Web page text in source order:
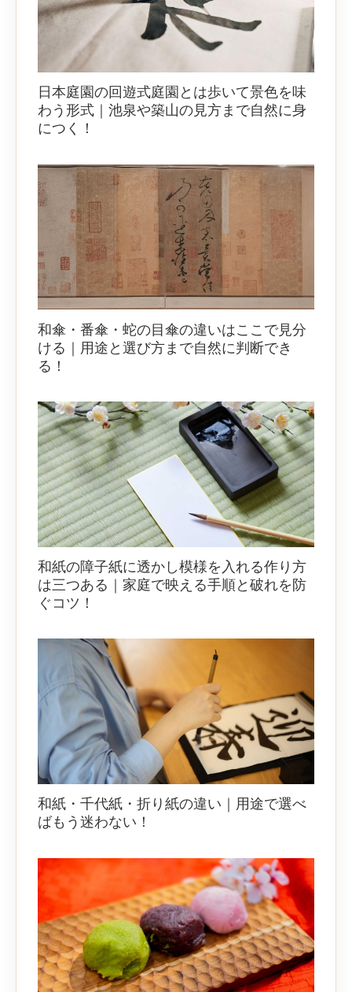
日本庭園の回遊式庭園とは歩いて景色を味
わう形式｜池泉や築山の見方まで自然に身
につく！
和傘・番傘・蛇の目傘の違いはここで見分
ける｜用途と選び方まで自然に判断でき
る！
和紙の障子紙に透かし模様を入れる作り方
は三つある｜家庭で映える手順と破れを防
ぐコツ！
和紙・千代紙・折り紙の違い｜用途で選べ
ばもう迷わない！